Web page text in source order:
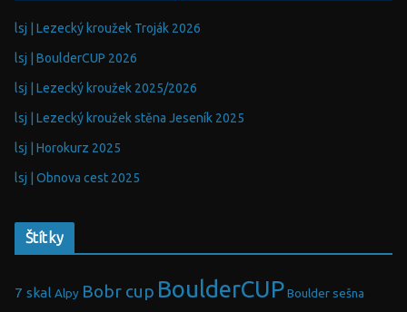
lsj | Lezecký kroužek Troják 2026
lsj | BoulderCUP 2026
lsj | Lezecký kroužek 2025/2026
lsj | Lezecký kroužek stěna Jeseník 2025
lsj | Horokurz 2025
lsj | Obnova cest 2025
Štítky
7 skal Alpy Bobr cup BoulderCUP Boulder sešna